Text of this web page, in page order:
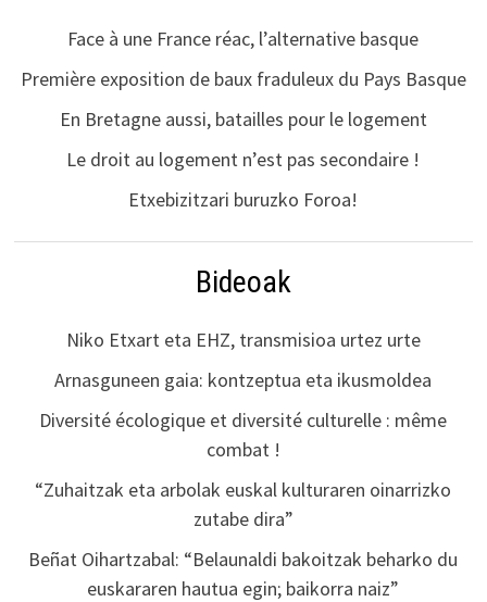
Face à une France réac, l’alternative basque
Première exposition de baux fraduleux du Pays Basque
En Bretagne aussi, batailles pour le logement
Le droit au logement n’est pas secondaire !
Etxebizitzari buruzko Foroa!
Bideoak
Niko Etxart eta EHZ, transmisioa urtez urte
Arnasguneen gaia: kontzeptua eta ikusmoldea
Diversité écologique et diversité culturelle : même
combat !
“Zuhaitzak eta arbolak euskal kulturaren oinarrizko
zutabe dira”
Beñat Oihartzabal: “Belaunaldi bakoitzak beharko du
euskararen hautua egin; baikorra naiz”